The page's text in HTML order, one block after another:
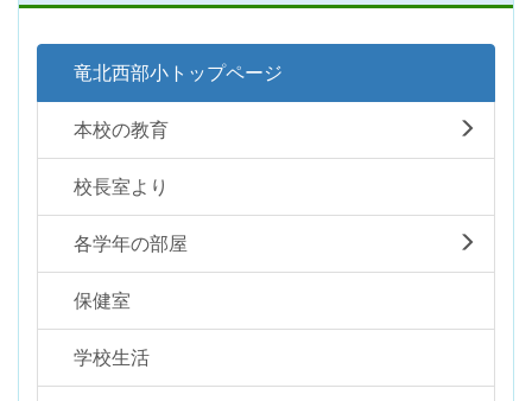
竜北西部小トップページ
本校の教育
校長室より
各学年の部屋
保健室
学校生活